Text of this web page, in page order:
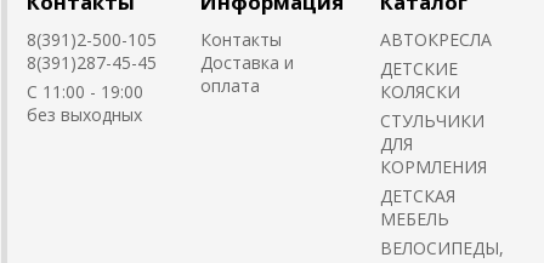
8(391)2-500-105
8(391)287-45-45
C 11:00 - 19:00
без выходных
Контакты
Доставка и
оплата
АВТОКРЕСЛА
ДЕТСКИЕ
КОЛЯСКИ
CТУЛЬЧИКИ
ДЛЯ
КОРМЛЕНИЯ
ДЕТСКАЯ
МЕБЕЛЬ
ВЕЛОСИПЕДЫ,